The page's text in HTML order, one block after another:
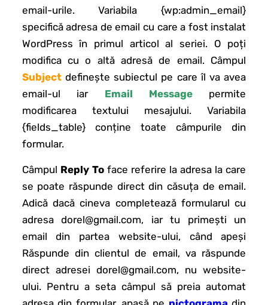
email-urile. Variabila {wp:admin_email}
specifică adresa de email cu care a fost instalat
WordPress în primul articol al seriei. O poți
modifica cu o altă adresă de email. Câmpul
Subject definește subiectul pe care îl va avea
email-ul iar Email Messagepermite
modificarea textului mesajului. Variabila
{fields_table} conține toate câmpurile din
formular.
Câmpul Reply Toface referire la adresa la care
se poate răspunde direct din căsuța de email.
Adică dacă cineva completează formularul cu
adresa dorel@gmail.com, iar tu primești un
email din partea website-ului, când apeși
Răspunde din clientul de email, va răspunde
direct adresei dorel@gmail.com, nu website-
ului. Pentru a seta câmpul să preia automat